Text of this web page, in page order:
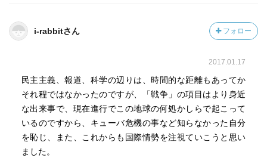
だから、馬に乗る時は落馬しないように馬の胴体を太もも
で締め続ける必要があり、それだけで精一杯だった。
層の方が貧困層より多く子どもを生んで育てていた、とい
うところ。(P151〜)避妊、中絶が難しい時代なら、栄養状
態が良く、医療の恩恵が受けられる富裕層の子どもが多く
生き残るのは、イギリスに限ったことではないのでは？と
思ったが。
i-rabbitさん フォロー
2017.01.17
民主主義、報道、科学の辺りは、時間的な距離もあってか
それ程ではなかったのですが、「戦争」の項目はより身近
な出来事で、現在進行でこの地球の何処かしらで起こって
いるのですから、キューバ危機の事など知らなかった自分
を恥じ、また、これからも国際情勢を注視ていこうと思い
ました。